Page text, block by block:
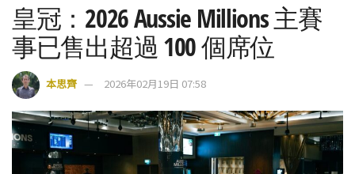
皇冠：2026 Aussie Millions 主賽
事已售出超過 100 個席位
本思齊 2026年02月19日 07:58